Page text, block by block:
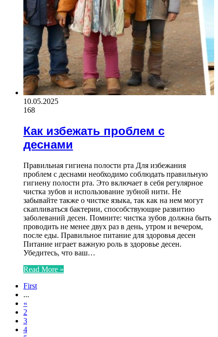
10.05.2025
168
Как избежать проблем с
деснами
Правильная гигиена полости рта Для избежания
проблем с деснами необходимо соблюдать правильную
гигиену полости рта. Это включает в себя регулярное
чистка зубов и использование зубной нити. Не
забывайте также о чистке языка, так как на нем могут
скапливаться бактерии, способствующие развитию
заболеваний десен. Помните: чистка зубов должна быть
проводить не менее двух раз в день, утром и вечером,
после еды. Правильное питание для здоровья десен
Питание играет важную роль в здоровье десен.
Убедитесь, что ваш…
Read More »
First
...
«
2
3
4